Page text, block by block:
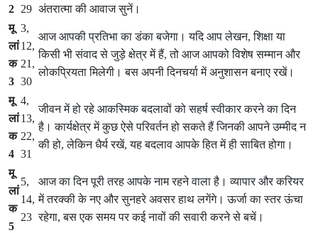
2 29 अंतरात्मा की आवाज सुनें।
मू
लां
क
3
3,
12,
21,
30
आज आपकी प्रतिभा का डंका बजेगा। यदि आप लेखन, शिक्षा या
किसी भी संवाद से जुड़े क्षेत्र में हैं, तो आज आपको विशेष सम्मान और
लोकप्रियता मिलेगी। बस अपनी दिनचर्या में अनुशासन बनाए रखें।
मू
लां
क
4
4,
13,
22,
31
जीवन में हो रहे आकस्मिक बदलावों को सहर्ष स्वीकार करने का दिन
है। कार्यक्षेत्र में कुछ ऐसे परिवर्तन हो सकते हैं जिनकी आपने उम्मीद न
की हो, लेकिन धैर्य रखें, यह बदलाव आपके हित में ही साबित होगा।
मू
लां
क
5
5,
14,
23
आज का दिन पूरी तरह आपके नाम रहने वाला है। व्यापार और करियर
में तरक्की के नए और सुनहरे अवसर हाथ लगेंगे। ऊर्जा का स्तर ऊंचा
रहेगा, बस एक समय पर कई नावों की सवारी करने से बचें।